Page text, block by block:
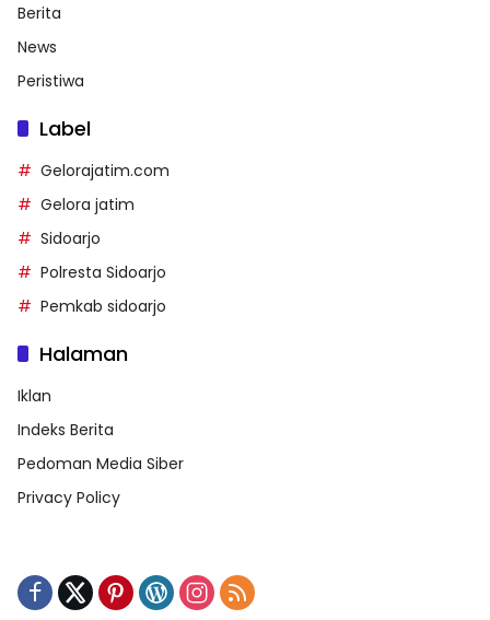
Berita
News
Peristiwa
Label
Gelorajatim.com
Gelora jatim
Sidoarjo
Polresta Sidoarjo
Pemkab sidoarjo
Halaman
Iklan
Indeks Berita
Pedoman Media Siber
Privacy Policy